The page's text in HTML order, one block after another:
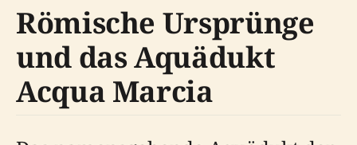
Römische Ursprünge
und das Aquädukt
Acqua Marcia